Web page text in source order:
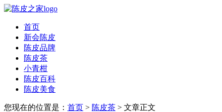
首页
新会陈皮
陈皮品牌
陈皮茶
小青柑
陈皮百科
陈皮美食
您现在的位置是： 首页 > 陈皮茶 > 文章正文